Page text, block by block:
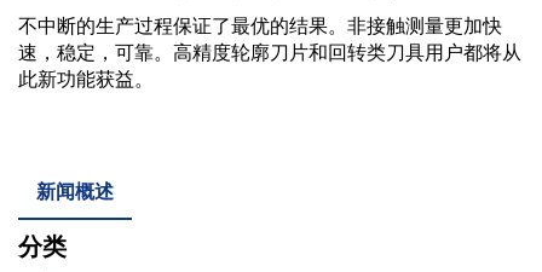
不中断的生产过程保证了最优的结果。非接触测量更加快
速，稳定，可靠。高精度轮廓刀片和回转类刀具用户都将从
此新功能获益。
新闻概述
分类